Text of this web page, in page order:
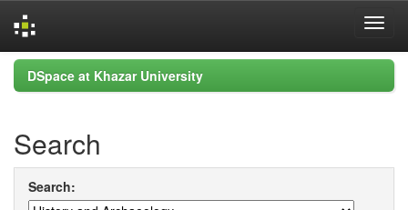
Skip
navigation
DSpace at Khazar University
Search
Search: